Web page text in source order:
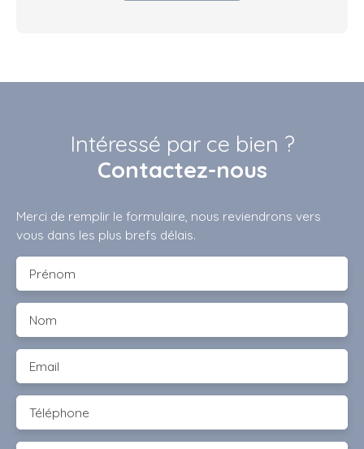
Intéressé par ce bien ?
Contactez-nous
Merci de remplir le formulaire, nous reviendrons vers
vous dans les plus brefs délais.
Prénom
Nom
Email
Téléphone